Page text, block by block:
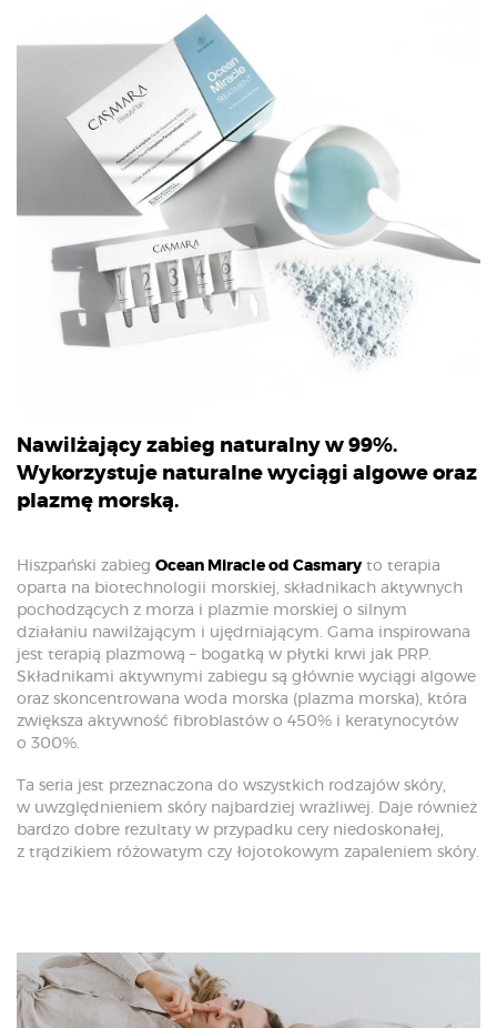
Nawilżający zabieg naturalny w 99%.
Wykorzystuje naturalne wyciągi algowe oraz
plazmę morską.
Hiszpański zabieg Ocean Miracle od Casmaryto terapia
oparta na biotechnologii morskiej, składnikach aktywnych
pochodzących z morza i plazmie morskiej o silnym
działaniu nawilżającym i ujędrniającym. Gama inspirowana
jest terapią plazmową – bogatką w płytki krwi jak PRP.
Składnikami aktywnymi zabiegu są głównie wyciągi algowe
oraz skoncentrowana woda morska (plazma morska), która
zwiększa aktywność fibroblastów o 450% i keratynocytów
o 300%.
Ta seria jest przeznaczona do wszystkich rodzajów skóry,
w uwzględnieniem skóry najbardziej wrażliwej. Daje również
bardzo dobre rezultaty w przypadku cery niedoskonałej,
z trądzikiem różowatym czy łojotokowym zapaleniem skóry.